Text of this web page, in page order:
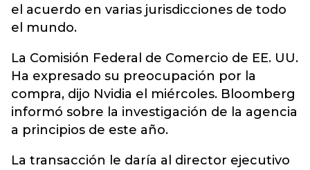
el acuerdo en varias jurisdicciones de todo
el mundo.
La Comisión Federal de Comercio de EE. UU.
Ha expresado su preocupación por la
compra, dijo Nvidia el miércoles. Bloomberg
informó sobre la investigación de la agencia
a principios de este año.
La transacción le daría al director ejecutivo